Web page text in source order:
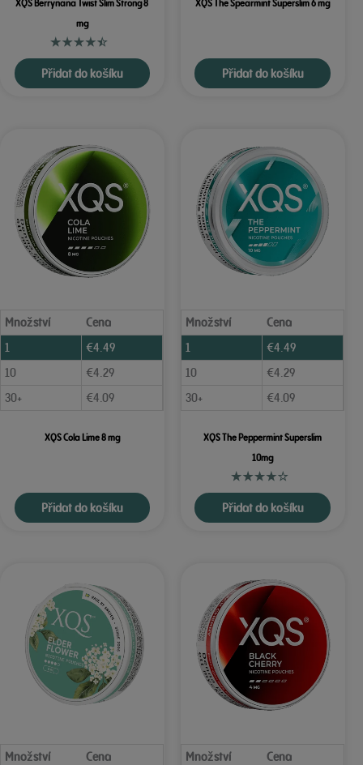
XQS Berrynana Twist Slim Strong 8
mg
Přidat do košíku
XQS The Spearmint Superslim 6 mg
Přidat do košíku
Množství
Cena
1
€4.49
10
€4.29
30+
€4.09
XQS Cola Lime 8 mg
Přidat do košíku
Množství
Cena
1
€4.49
10
€4.29
30+
€4.09
XQS The Peppermint Superslim
10mg
Přidat do košíku
Množství
Cena
Množství
Cena